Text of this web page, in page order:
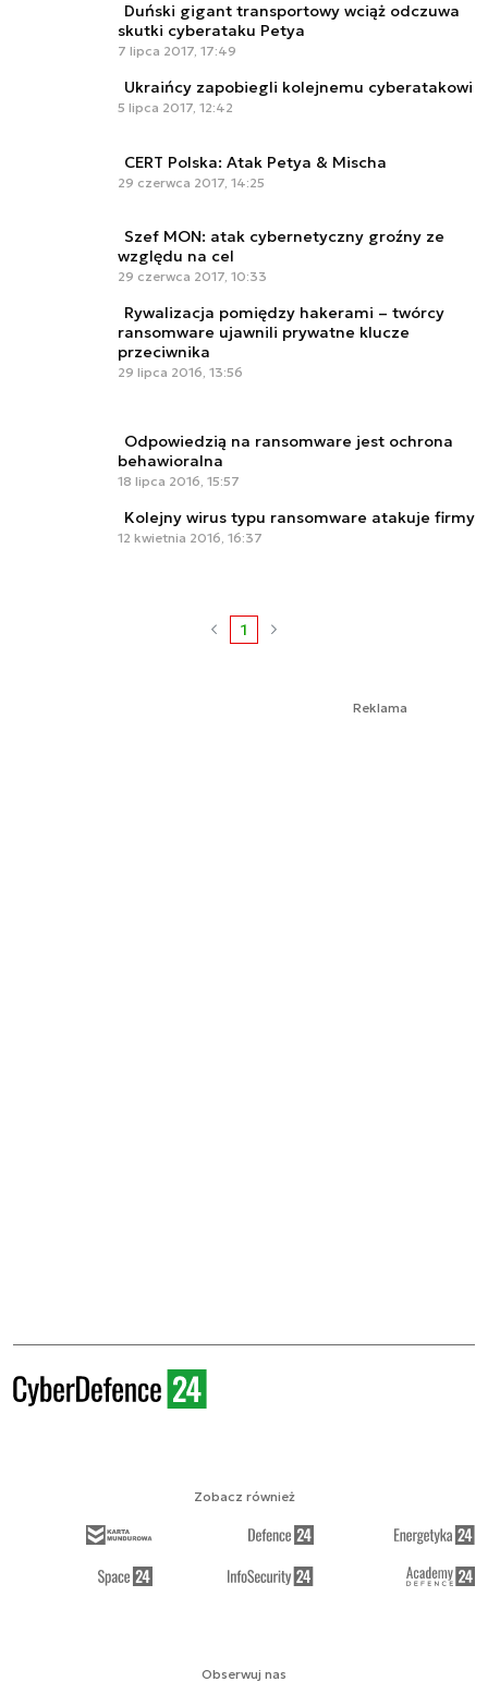
Duński gigant transportowy wciąż odczuwa
skutki cyberataku Petya
7 lipca 2017, 17:49
Ukraińcy zapobiegli kolejnemu cyberatakowi
5 lipca 2017, 12:42
CERT Polska: Atak Petya & Mischa
29 czerwca 2017, 14:25
Szef MON: atak cybernetyczny groźny ze
względu na cel
29 czerwca 2017, 10:33
Rywalizacja pomiędzy hakerami – twórcy
ransomware ujawnili prywatne klucze
przeciwnika
29 lipca 2016, 13:56
Odpowiedzią na ransomware jest ochrona
behawioralna
18 lipca 2016, 15:57
Kolejny wirus typu ransomware atakuje firmy
12 kwietnia 2016, 16:37
1
Reklama
Obserwuj nas
Zobacz również